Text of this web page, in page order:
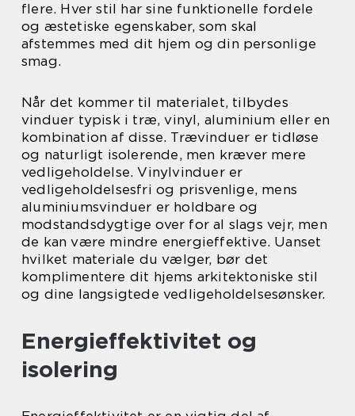
flere. Hver stil har sine funktionelle fordele
og æstetiske egenskaber, som skal
afstemmes med dit hjem og din personlige
smag.
Når det kommer til materialet, tilbydes
vinduer typisk i træ, vinyl, aluminium eller en
kombination af disse. Trævinduer er tidløse
og naturligt isolerende, men kræver mere
vedligeholdelse. Vinylvinduer er
vedligeholdelsesfri og prisvenlige, mens
aluminiumsvinduer er holdbare og
modstandsdygtige over for al slags vejr, men
de kan være mindre energieffektive. Uanset
hvilket materiale du vælger, bør det
komplimentere dit hjems arkitektoniske stil
og dine langsigtede vedligeholdelsesønsker.
Energieffektivitet og
isolering